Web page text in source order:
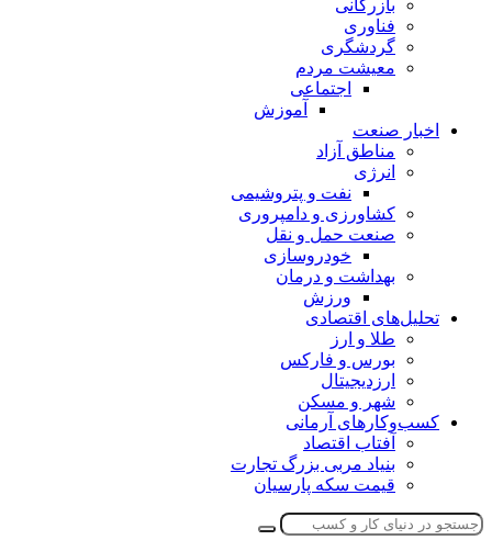
بازرگانی
فناوری
گردشگری
معیشت مردم
اجتماعی
آموزش
اخبار صنعت
مناطق آزاد
انرژی
نفت و پتروشیمی
کشاورزی و دامپروری
صنعت حمل و نقل
خودروسازی
بهداشت و درمان
ورزش
تحلیل‌های اقتصادی
طلا و ارز
بورس و فارکس
ارزدیجیتال
شهر و مسکن
کسب‌وکارهای آرمانی
آفتاب اقتصاد
بنیاد مربی بزرگ تجارت
قیمت سکه پارسیان